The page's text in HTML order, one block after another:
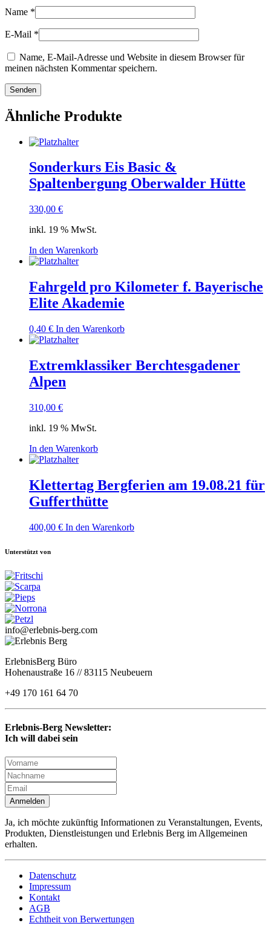
Name *
E-Mail *
Name, E-Mail-Adresse und Website in diesem Browser für
meinen nächsten Kommentar speichern.
Ähnliche Produkte
Sonderkurs Eis Basic &
Spaltenbergung Oberwalder Hütte
330,00 €
inkl. 19 % MwSt.
In den Warenkorb
Fahrgeld pro Kilometer f. Bayerische
Elite Akademie
0,40 € In den Warenkorb
Extremklassiker Berchtesgadener
Alpen
310,00 €
inkl. 19 % MwSt.
In den Warenkorb
Klettertag Bergferien am 19.08.21 für
Gufferthütte
400,00 € In den Warenkorb
Unterstützt von
info@erlebnis-berg.com
ErlebnisBerg Büro
Hohenaustraße 16 // 83115 Neubeuern
+49 170 161 64 70
Erlebnis-Berg Newsletter:
Ich will dabei sein
Anmelden
Ja, ich möchte zukünftig Informationen zu Veranstaltungen, Events,
Produkten, Dienstleistungen und Erlebnis Berg im Allgemeinen
erhalten.
Datenschutz
Impressum
Kontakt
AGB
Echtheit von Berwertungen